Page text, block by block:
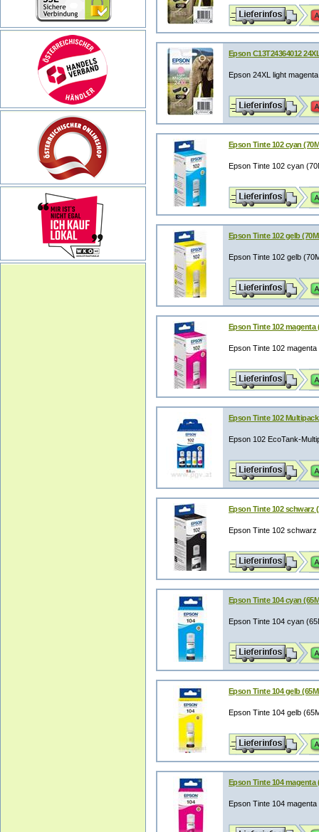
Epson C13T24364012
Epson 24XL light
Epson Tinte 102 cyan
Epson Tinte 102 cyan
Epson Tinte 102 gelb
Epson Tinte 102 gelb
Epson Tinte 102 magenta
Epson Tinte 102
Epson Tinte 102 Multipack
Epson 102 EcoTank-
Epson Tinte 102 schwarz
Epson Tinte 102
Epson Tinte 104 cyan
Epson Tinte 104 cyan
Epson Tinte 104 gelb
Epson Tinte 104 gelb
Epson Tinte 104 magenta
Epson Tinte 104